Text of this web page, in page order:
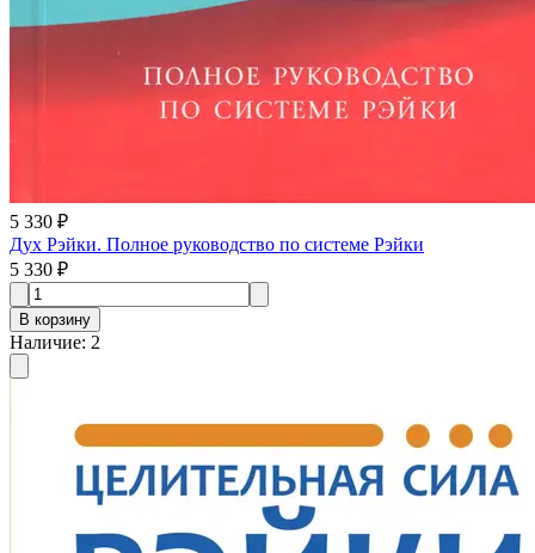
5 330 ₽
Дух Рэйки. Полное руководство по системе Рэйки
5 330 ₽
В корзину
Наличие: 2